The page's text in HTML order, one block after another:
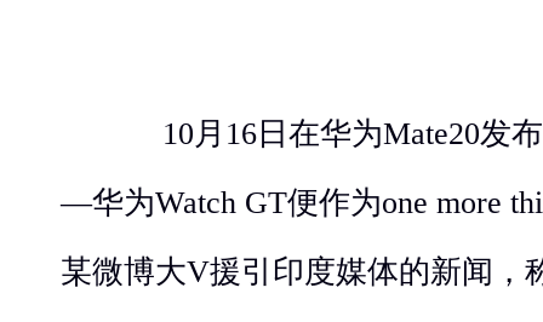
10月16日在华为Mate20发
—华为Watch GT便作为one more
某微博大V援引印度媒体的新闻，